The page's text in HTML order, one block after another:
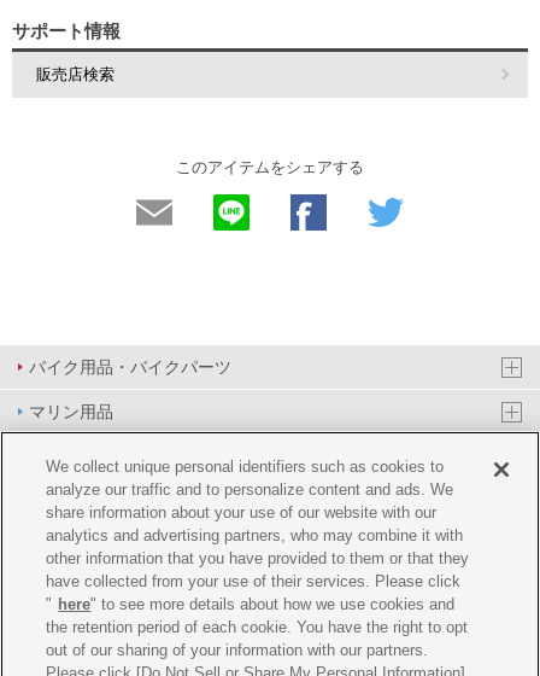
サポート情報
販売店検索
このアイテムをシェアする
バイク用品・バイクパーツ
マリン用品
PAS/YPJ用品
その他用品
イベント&エンターテイメント
オンラインショップ
企業情報
We collect unique personal identifiers such as cookies to
analyze our traffic and to personalize content and ads. We
share information about your use of our website with our
analytics and advertising partners, who may combine it with
other information that you have provided to them or that they
have collected from your use of their services. Please click
" here" to see more details about how we use cookies and
the retention period of each cookie. You have the right to opt
out of our sharing of your information with our partners.